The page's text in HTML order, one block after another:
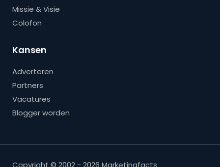
Missie & Visie
Colofon
Kansen
Adverteren
Partners
Vacatures
Blogger worden
Copyright © 2002 - 2026 Marketingfacts